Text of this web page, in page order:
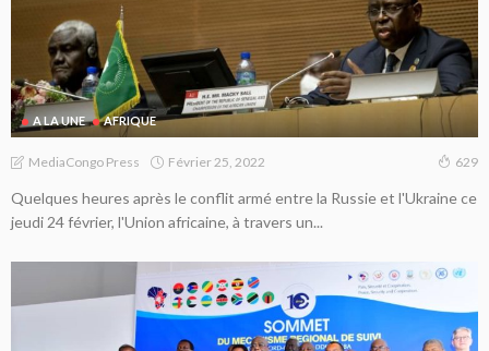
A LA UNE AFRIQUE
MediaCongo Press Février 25, 2022 629
Quelques heures après le conflit armé entre la Russie et l'Ukraine ce
jeudi 24 février, l'Union africaine, à travers un...